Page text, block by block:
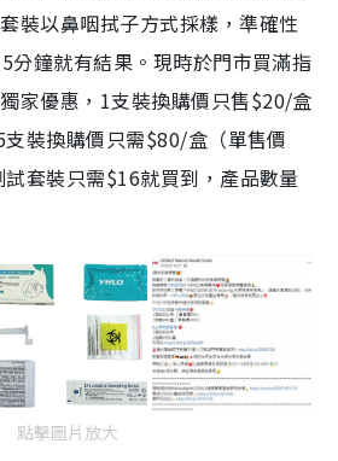
裝以鼻咽拭子方式採樣，準確性
分鐘就有結果。現時於門市買滿指
家優惠，1支裝換購價只售$20/盒
支裝換購價只需$80/盒（單售價
套裝只需$16就買到，產品數量
點擊圖片放大